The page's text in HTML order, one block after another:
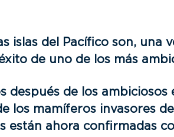
islas del Pacífico son, una
de uno de los más
después de los
los mamíferos invasores
están ahora confirmadas